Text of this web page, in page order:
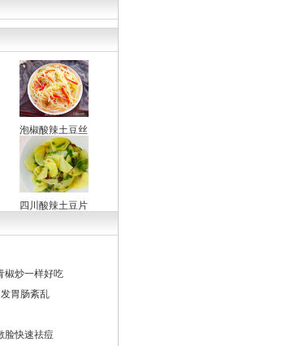
泡椒酸辣土豆丝
四川酸辣土豆片
椒炒一样好吃
胃肠紊乱
脸快速祛痘